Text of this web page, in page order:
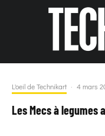
L'oeil de Technikart · 4 mars
Les Mecs à legumes